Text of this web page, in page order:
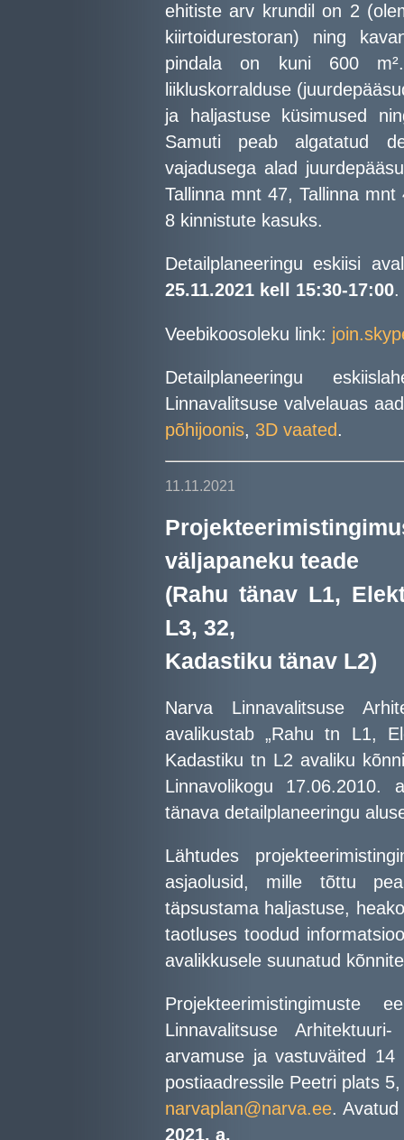
ehitiste arv krundil on 2
kiirtoidurestoran) ning
pindala on kuni 600 m².
liikluskorralduse
ja haljastuse küsimused
Samuti peab algatatud
vajadusega alad
Tallinna mnt 47, Tallinna
8 kinnistute kasuks.
Detailplaneeringu eskiisi
25.11.2021 kell 15:30-17:00.
Veebikoosoleku link:
Detailplaneeringu
Linnavalitsuse valvelauas
põhijoonis, 3D vaated.
11.11.2021
väljapaneku teade
(Rahu tänav L1,
L3, 32,
Kadastiku tänav L2)
Narva Linnavalitsuse
avalikustab „Rahu tn L1,
Kadastiku tn L2 avaliku
Linnavolikogu
tänava detailplaneeringu
Lähtudes
asjaolusid, mille tõttu
täpsustama haljastuse,
taotluses toodud
avalikkusele suunatud
Linnavalitsuse
arvamuse ja vastuväited 14
postiaadressile Peetri plats
narvaplan@narva.ee.
2021. a.